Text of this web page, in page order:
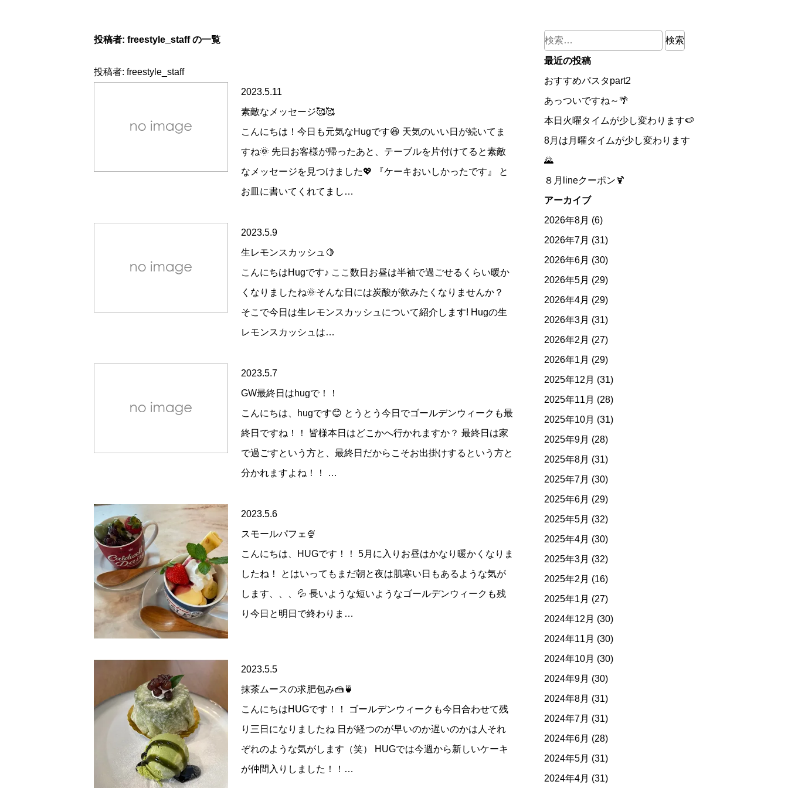
投稿者: freestyle_staffの一覧
投稿者: freestyle_staff
2023.5.11
素敵なメッセージ🥰🥰
こんにちは！今日も元気なHugです😆 天気のいい日が続いてま
すね🌞 先日お客様が帰ったあと、テーブルを片付けてると素敵
なメッセージを見つけました💖 『ケーキおいしかったです』 と
お皿に書いてくれてまし…
2023.5.9
生レモンスカッシュ🍋
こんにちはHugです♪ ここ数日お昼は半袖で過ごせるくらい暖か
くなりましたね🌞そんな日には炭酸が飲みたくなりませんか？
そこで今日は生レモンスカッシュについて紹介します! Hugの生
レモンスカッシュは…
2023.5.7
GW最終日はhugで！！
こんにちは、hugです😊 とうとう今日でゴールデンウィークも最
終日ですね！！ 皆様本日はどこかへ行かれますか？ 最終日は家
で過ごすという方と、最終日だからこそお出掛けするという方と
分かれますよね！！ …
2023.5.6
スモールパフェ🍨
こんにちは、HUGです！！ 5月に入りお昼はかなり暖かくなりま
したね！ とはいってもまだ朝と夜は肌寒い日もあるような気が
します、、、💦 長いような短いようなゴールデンウィークも残
り今日と明日で終わりま…
2023.5.5
抹茶ムースの求肥包み🍰🍵
こんにちはHUGです！！ ゴールデンウィークも今日合わせて残
り三日になりましたね 日が経つのが早いのか遅いのかは人それ
ぞれのような気がします（笑） HUGでは今週から新しいケーキ
が仲間入りしました！！…
検
索:
最近の投稿
おすすめパスタpart2
あっついですね～🌴
本日火曜タイムが少し変わります🍉
8月は月曜タイムが少し変わります
🌄
８月lineクーポン🍹
アーカイブ
2026年8月 (6)
2026年7月 (31)
2026年6月 (30)
2026年5月 (29)
2026年4月 (29)
2026年3月 (31)
2026年2月 (27)
2026年1月 (29)
2025年12月 (31)
2025年11月 (28)
2025年10月 (31)
2025年9月 (28)
2025年8月 (31)
2025年7月 (30)
2025年6月 (29)
2025年5月 (32)
2025年4月 (30)
2025年3月 (32)
2025年2月 (16)
2025年1月 (27)
2024年12月 (30)
2024年11月 (30)
2024年10月 (30)
2024年9月 (30)
2024年8月 (31)
2024年7月 (31)
2024年6月 (28)
2024年5月 (31)
2024年4月 (31)